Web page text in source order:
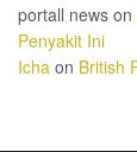
portall news on
Penyakit Ini
Icha on British